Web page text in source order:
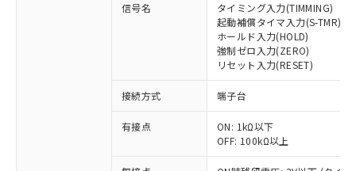
信号名
タイミング入力(TIMMING)
起動補償タイマ入力(S-TMR)
ホールド入力(HOLD)
強制ゼロ入力(ZERO)
リセット入力(RESET)
接続方式 端子台
有接点
ON: 1kΩ以下
OFF: 100kΩ以上
※1 対応状況
対応済み：EU RoHS指令（10物質）の